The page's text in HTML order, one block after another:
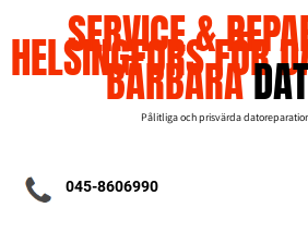
SERVICE &
HELSINGFORS FÖR
BÄRBARA
Pålitliga och prisvärda
045-8606990